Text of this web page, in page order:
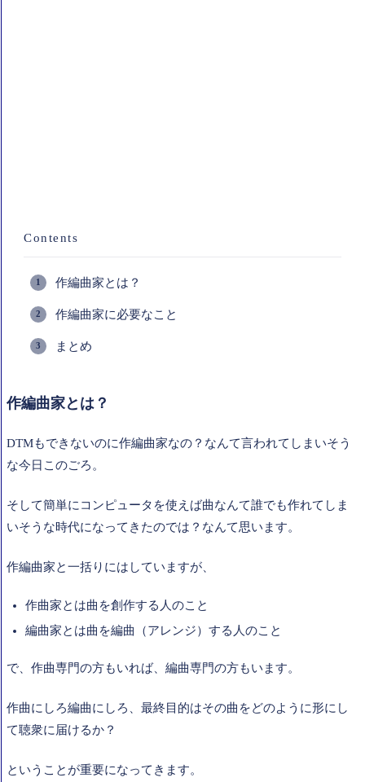
Contents
作編曲家とは？
作編曲家に必要なこと
まとめ
作編曲家とは？
DTMもできないのに作編曲家なの？なんて言われてしまいそう
な今日このごろ。
そして簡単にコンピュータを使えば曲なんて誰でも作れてしま
いそうな時代になってきたのでは？なんて思います。
作編曲家と一括りにはしていますが、
作曲家とは曲を創作する人のこと
編曲家とは曲を編曲（アレンジ）する人のこと
で、作曲専門の方もいれば、編曲専門の方もいます。
作曲にしろ編曲にしろ、最終目的はその曲をどのように形にし
て聴衆に届けるか？
ということが重要になってきます。